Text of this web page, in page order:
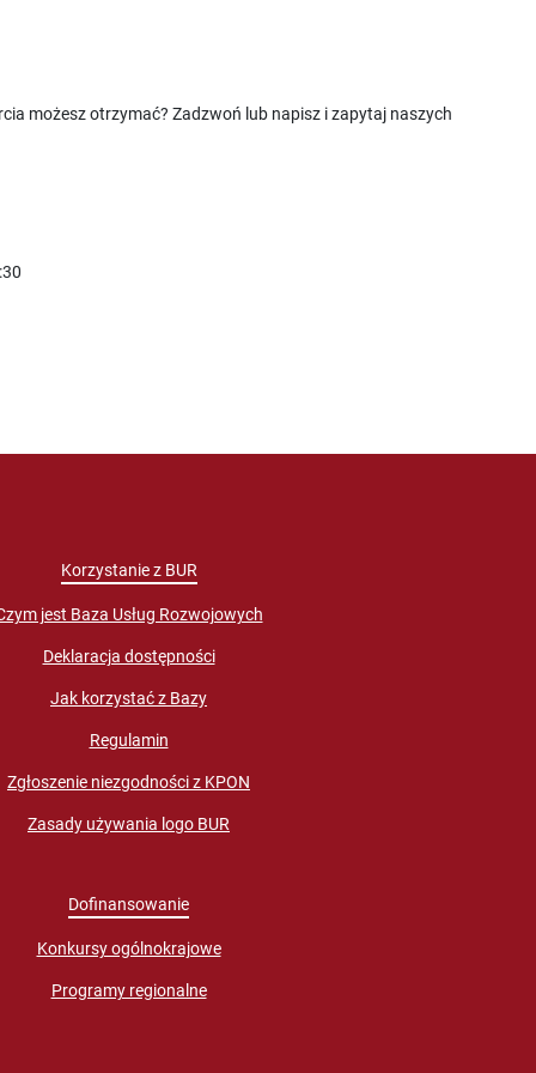
możesz otrzymać? Zadzwoń lub napisz i zapytaj naszych
Korzystanie z BUR
jest Baza Usług Rozwojowych
Deklaracja dostępności
Jak korzystać z Bazy
Regulamin
Zgłoszenie niezgodności z KPON
Zasady używania logo BUR
Dofinansowanie
Konkursy ogólnokrajowe
Programy regionalne